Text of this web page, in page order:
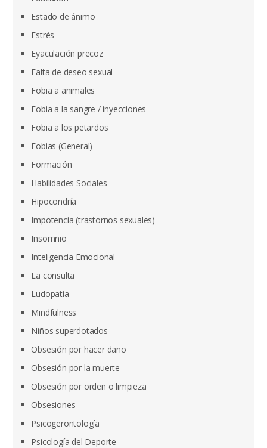
Estado de ánimo
Estrés
Eyaculación precoz
Falta de deseo sexual
Fobia a animales
Fobia a la sangre / inyecciones
Fobia a los petardos
Fobias (General)
Formación
Habilidades Sociales
Hipocondría
Impotencia (trastornos sexuales)
Insomnio
Inteligencia Emocional
La consulta
Ludopatía
Mindfulness
Niños superdotados
Obsesión por hacer daño
Obsesión por la muerte
Obsesión por orden o limpieza
Obsesiones
Psicogerontología
Psicología del Deporte